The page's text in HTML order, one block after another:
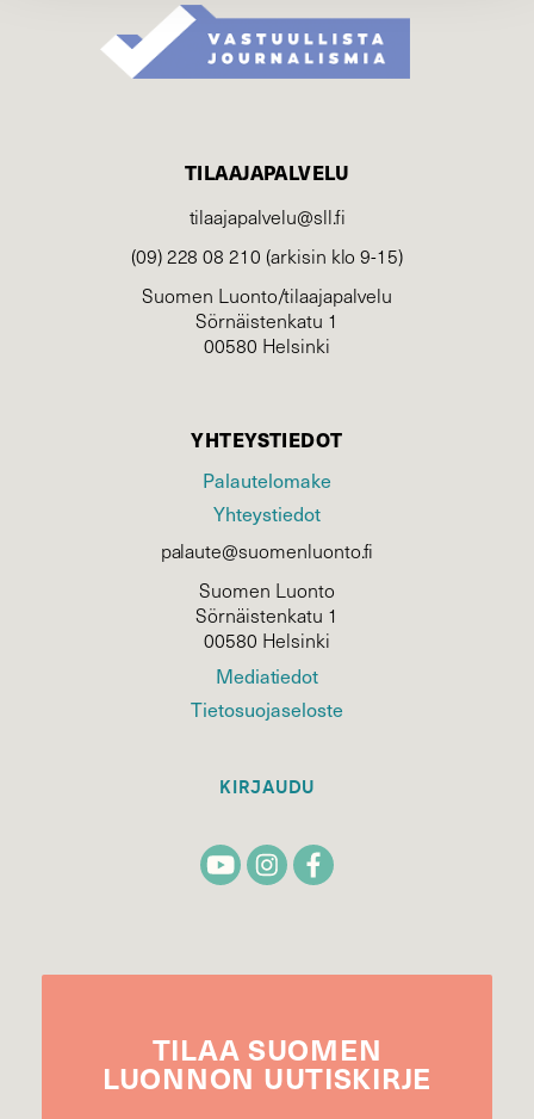
TILAAJAPALVELU
tilaajapalvelu@sll.fi
(09) 228 08 210 (arkisin klo 9-15)
Suomen Luonto/tilaajapalvelu
Sörnäistenkatu 1
00580 Helsinki
YHTEYSTIEDOT
Palautelomake
Yhteystiedot
palaute@suomenluonto.fi
Suomen Luonto
Sörnäistenkatu 1
00580 Helsinki
Mediatiedot
Tietosuojaseloste
KIRJAUDU
TILAA SUOMEN
LUONNON UUTIS­KIRJE